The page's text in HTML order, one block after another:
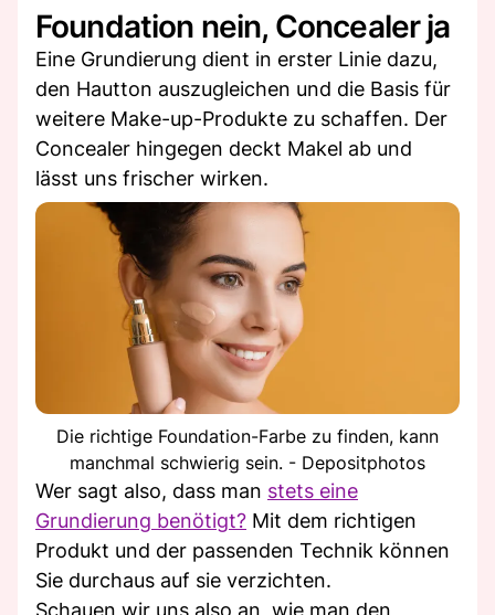
Foundation nein, Concealer ja
Eine Grundierung dient in erster Linie dazu,
den Hautton auszugleichen und die Basis für
weitere Make-up-Produkte zu schaffen. Der
Concealer hingegen deckt Makel ab und
lässt uns frischer wirken.
Die richtige Foundation-Farbe zu finden, kann
manchmal schwierig sein. - Depositphotos
Wer sagt also, dass man stets eine
Grundierung benötigt? Mit dem richtigen
Produkt und der passenden Technik können
Sie durchaus auf sie verzichten.
Schauen wir uns also an, wie man den